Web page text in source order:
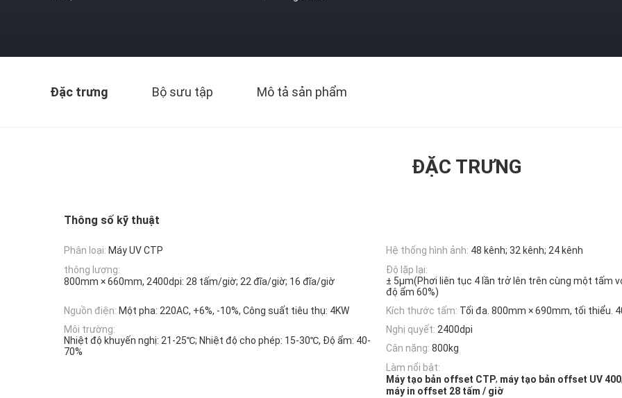
Đặc trưng Bộ sưu tập Mô tả sản phẩm
ĐẶC TRƯNG
Thông số kỹ thuật
Phân loại: Máy UV CTP Hệ thống hình ảnh: 48 kênh; 32 kênh; 24 kênh
thông lượng:
800mm × 660mm, 2400dpi: 28 tấm/giờ; 22 đĩa/giờ; 16 đĩa/giờ
Độ lặp lại:
± 5μm(Phơi liên tục 4 lần trở lên trên cùng một tấm
độ ẩm 60%)
Nguồn điện: Một pha: 220AC, +6%, -10%, Công suất tiêu thụ: 4KW Kích thước tấm: Tối đa. 800mm × 690mm, tối thiểu.
Môi trường:
Nhiệt độ khuyến nghị: 21-25℃; Nhiệt độ cho phép: 15-30℃, Độ ẩm: 40-
70%
Nghị quyết: 2400dpi
Cân nặng: 800kg
Làm nổi bật:
Máy tạo bản offset CTP, máy tạo bản offset UV 400,
máy in offset 28 tấm / giờ